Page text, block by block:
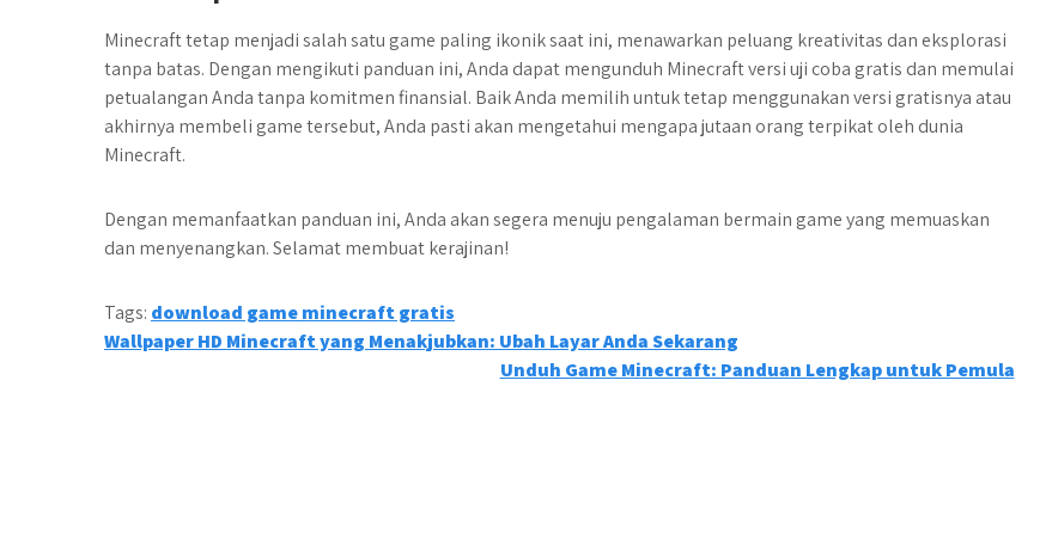
Minecraft tetap menjadi salah satu game paling ikonik saat ini, menawarkan peluang kreativitas dan eksplorasi
tanpa batas. Dengan mengikuti panduan ini, Anda dapat mengunduh Minecraft versi uji coba gratis dan memulai
petualangan Anda tanpa komitmen finansial. Baik Anda memilih untuk tetap menggunakan versi gratisnya atau
akhirnya membeli game tersebut, Anda pasti akan mengetahui mengapa jutaan orang terpikat oleh dunia
Minecraft.
Dengan memanfaatkan panduan ini, Anda akan segera menuju pengalaman bermain game yang memuaskan
dan menyenangkan. Selamat membuat kerajinan!
Tags: download game minecraft gratis
Post
Wallpaper HD Minecraft yang Menakjubkan: Ubah Layar Anda Sekarang
Unduh Game Minecraft: Panduan Lengkap untuk Pemula